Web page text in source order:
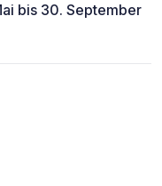
bis 30. September